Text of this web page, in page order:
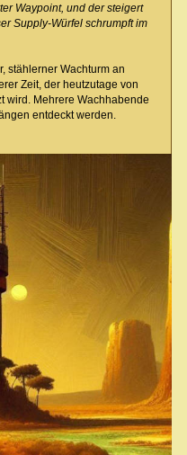
Waypoint, und der steigert
Supply-Würfel schrumpft im
stählerner Wachturm an
Zeit, der heutzutage von
wird. Mehrere Wachhabende
entdeckt werden.